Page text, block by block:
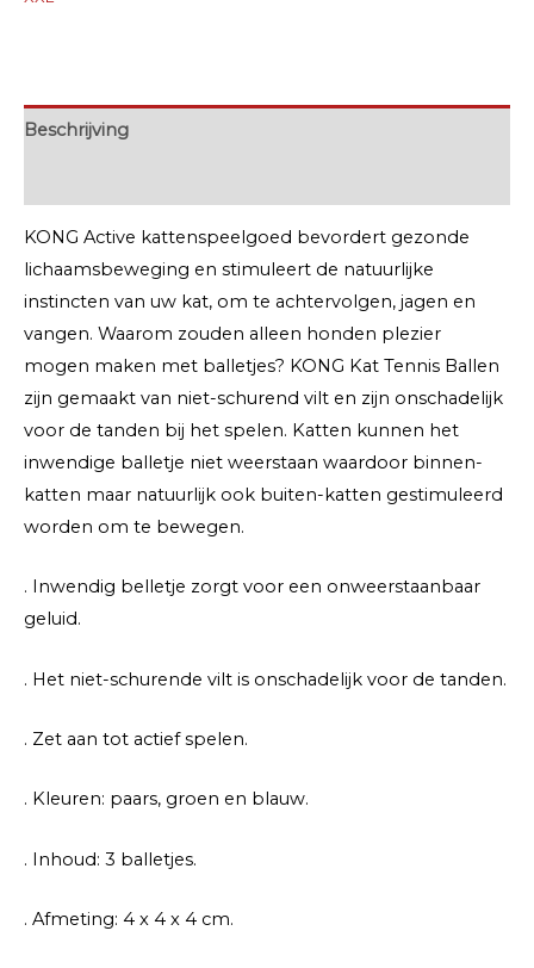
Beschrijving
KONG Active kattenspeelgoed bevordert gezonde
lichaamsbeweging en stimuleert de natuurlijke
instincten van uw kat, om te achtervolgen, jagen en
vangen. Waarom zouden alleen honden plezier
mogen maken met balletjes? KONG Kat Tennis Ballen
zijn gemaakt van niet-schurend vilt en zijn onschadelijk
voor de tanden bij het spelen. Katten kunnen het
inwendige balletje niet weerstaan waardoor binnen-
katten maar natuurlijk ook buiten-katten gestimuleerd
worden om te bewegen.
. Inwendig belletje zorgt voor een onweerstaanbaar
geluid.
. Het niet-schurende vilt is onschadelijk voor de tanden.
. Zet aan tot actief spelen.
. Kleuren: paars, groen en blauw.
. Inhoud: 3 balletjes.
. Afmeting: 4 x 4 x 4 cm.